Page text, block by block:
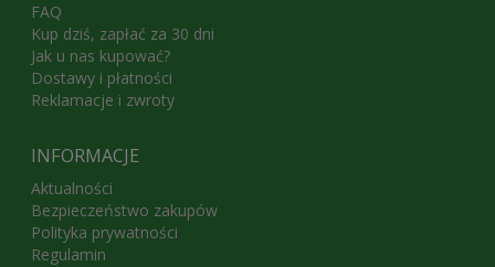
FAQ
Kup dziś, zapłać za 30 dni
Jak u nas kupować?
Dostawy i płatności
Reklamacje i zwroty
INFORMACJE
Aktualności
Bezpieczeństwo zakupów
Polityka prywatności
Regulamin